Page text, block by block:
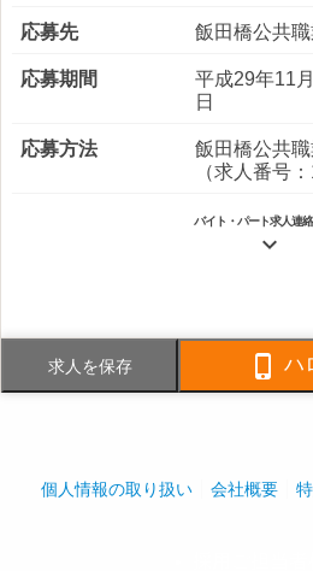
応募先 飯田橋公共
応募期間
平成29年11
日
応募方法
飯田橋公共職
（求人番号
バイト・パート求人連

事業内容
建物総合管
栽・造園
求人を保存  ハ
個人情報の取り扱い 会社概要